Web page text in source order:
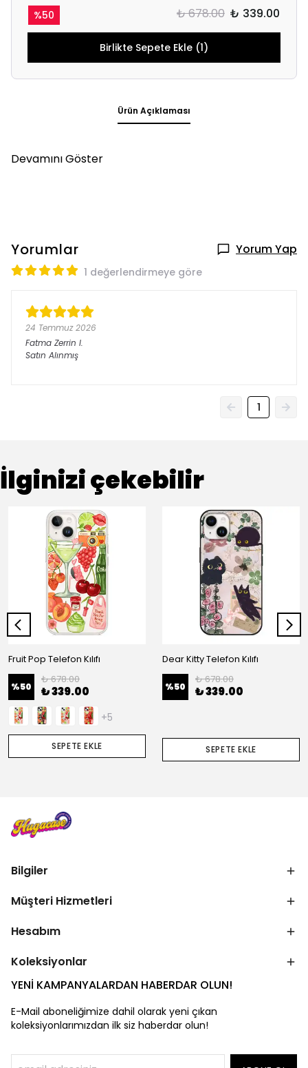
%50 ₺ 678.00 ₺ 339.00
Birlikte Sepete Ekle (1)
Ürün Açıklaması
Devamını Göster
Yorumlar Yorum Yap
1 değerlendirmeye göre
24 Temmuz 2026
Fatma Zerrin I.
Satın Alınmış
1
İlginizi çekebilir
Fruit Pop Telefon Kılıfı
%50
₺ 678.00
₺ 339.00
+5
SEPETE EKLE
Dear Kitty Telefon Kılıfı
%50
₺ 678.00
₺ 339.00
SEPETE EKLE
Bilgiler
Müşteri Hizmetleri
Hesabım
Koleksiyonlar
YENİ KAMPANYALARDAN HABERDAR OLUN!
E-Mail aboneliğimize dahil olarak yeni çıkan
koleksiyonlarımızdan ilk siz haberdar olun!